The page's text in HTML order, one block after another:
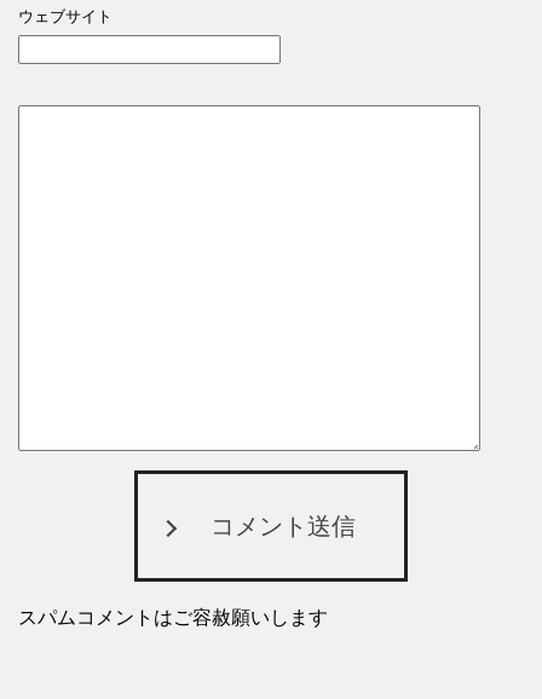
ウェブサイト
コメント送信
スパムコメントはご容赦願いします